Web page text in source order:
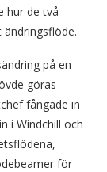
hur de två
på en
göras
fångade in
i Windchill och
för